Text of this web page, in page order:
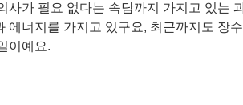
사가 필요 없다는 속담까지 가지고 있는
에너지를 가지고 있구요, 최근까지도 장
이예요.